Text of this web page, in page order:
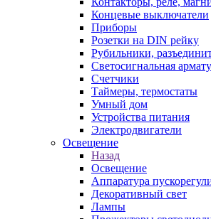
Концевые выключатели
Приборы
Розетки на DIN рейку
Рубильники,
Светосигнальная
Счетчики
Таймеры, термостаты
Умный дом
Устройства питания
Электродвигатели
Освещение
Назад
Освещение
Аппаратура
Декоративный свет
Лампы